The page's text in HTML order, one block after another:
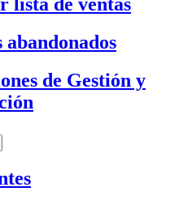
de Gestión y